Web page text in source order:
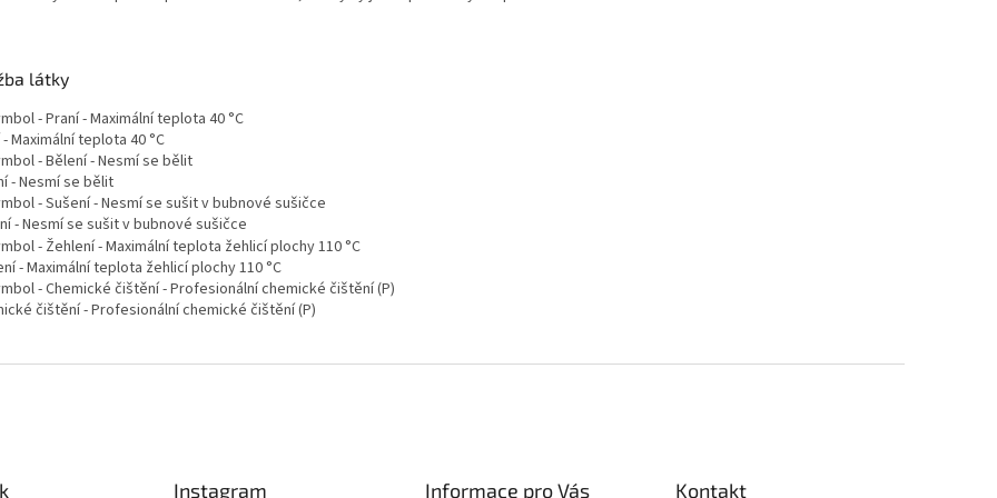
látky
Maximální teplota 40 °C
- Nesmí se bělit
- Nesmí se sušit v bubnové sušičce
- Maximální teplota žehlicí plochy 110 °C
čištění - Profesionální chemické čištění (P)
Instagram Informace pro Vás Kontakt